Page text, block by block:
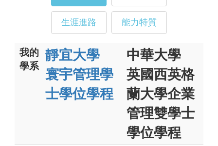
生涯進路 能力特質
我的
學系
靜宜大學
寰宇管理學
士學位學程
中華大學
英國西英格
蘭大學企業
管理雙學士
學位學程